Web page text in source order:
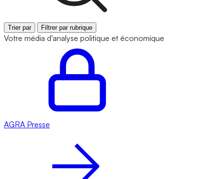
Trier par Filtrer par rubrique
Votre média d'analyse politique et économique
AGRA Presse